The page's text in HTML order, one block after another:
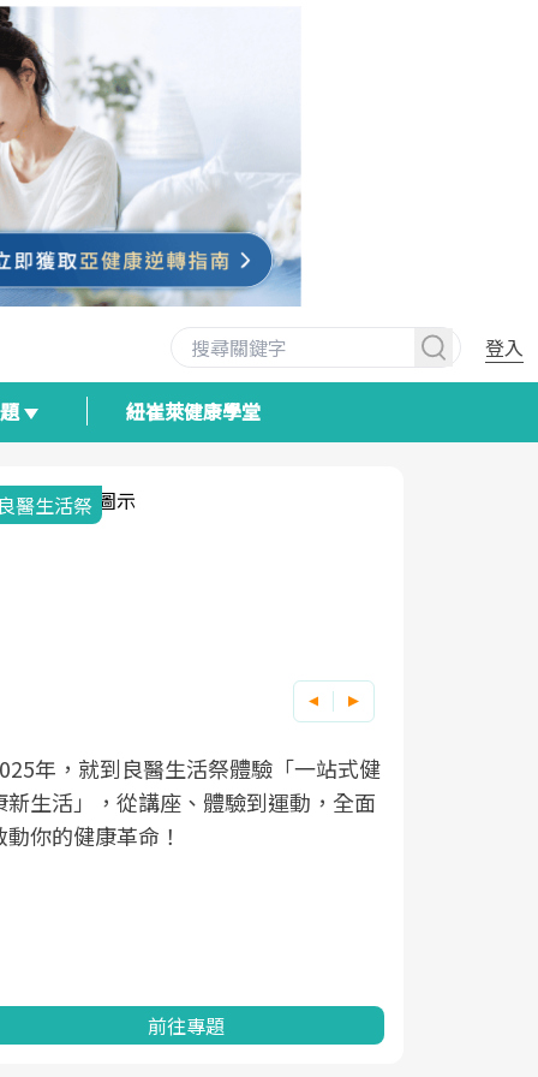
登入
紐崔萊健康學堂
與健康韌性的距離
醫健康網從「換季的身體變化」出發，
過醫學觀點與日常感受的對話，建立對
健康的認知，進而引導實際的改善行
前往專題